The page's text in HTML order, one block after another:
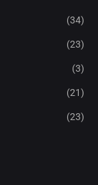
(34)
(23)
(3)
(21)
(23)